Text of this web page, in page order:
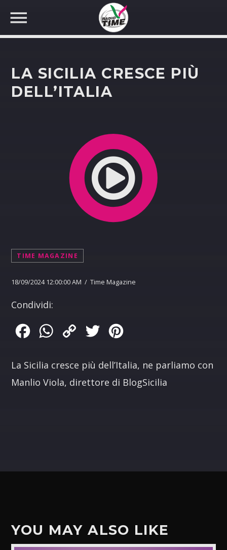
LA SICILIA CRESCE PIÙ
DELL’ITALIA
TIME MAGAZINE
18/09/2024 12:00:00 AM / Time Magazine
Condividi:
FacebookWhatsApp
Copy
Twitter
La Sicilia cresce più dell’Italia, ne parliamo con
Manlio Viola, direttore di BlogSicilia
YOU MAY ALSO LIKE